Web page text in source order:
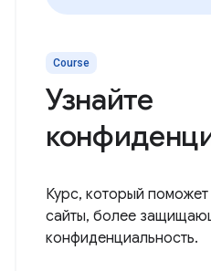
Course
Узнайте
Курс, который
сайты, более
конфиденциальность.